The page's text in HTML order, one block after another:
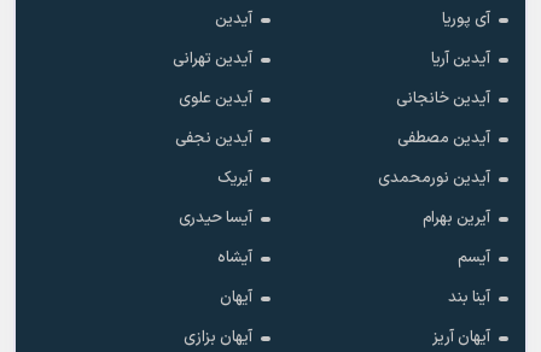
آی پوریا
آیدین
آیدین آریا
آیدین تهرانی
آیدین خانجانی
آیدین علوی
آیدین مصطفی
آیدین نجفی
آیدین نورمحمدی
آیریک
آیرین بهرام
آیسا حیدری
آیسم
آیشاه
آینا بند
آیهان
آیهان آریز
آیهان بزازی